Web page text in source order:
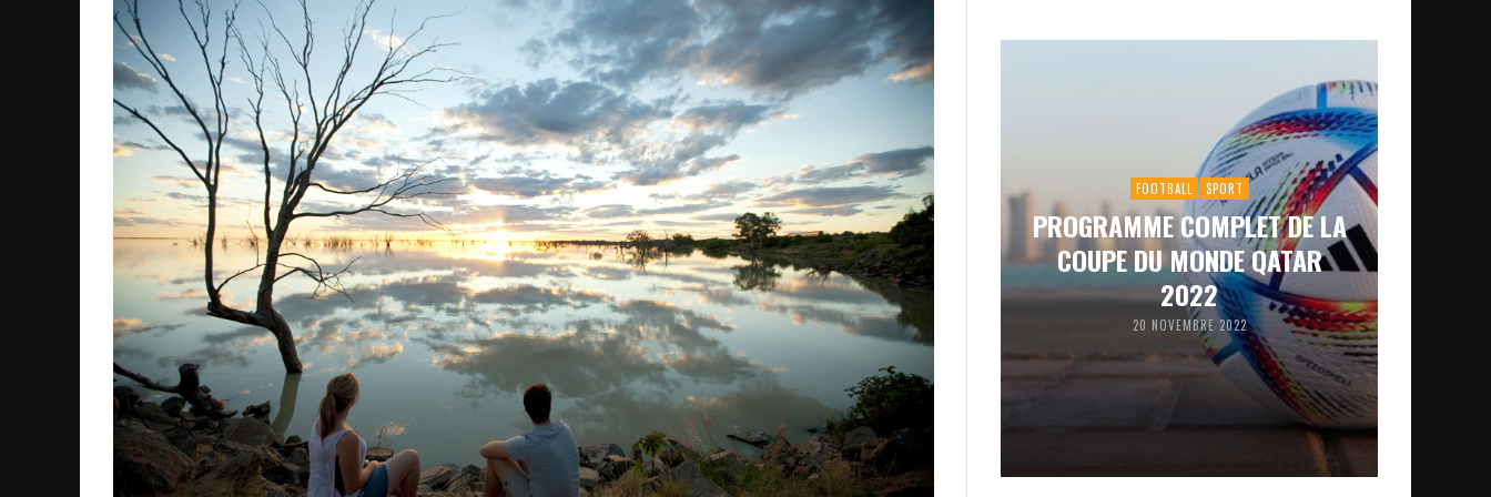
FOOTBALL SPORT
PROGRAMME COMPLET DE LA
COUPE DU MONDE QATAR
2022
20 NOVEMBRE 2022